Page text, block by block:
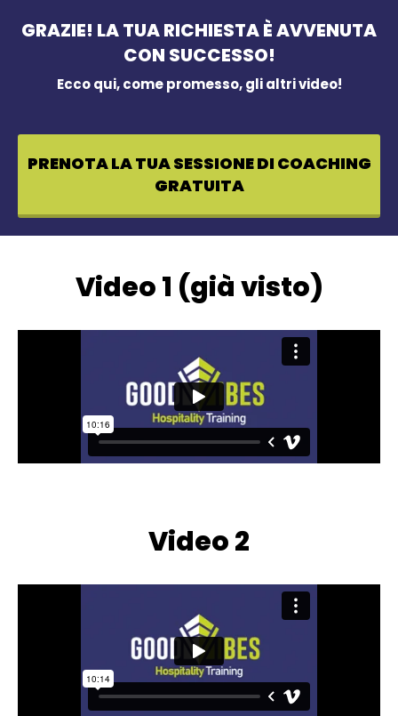
GRAZIE! LA TUA RICHIESTA È AVVENUTA
CON SUCCESSO!
Ecco qui, come promesso, gli altri video!
PRENOTA LA TUA SESSIONE DI COACHING
GRATUITA
Video 1 (già visto)
Video 2